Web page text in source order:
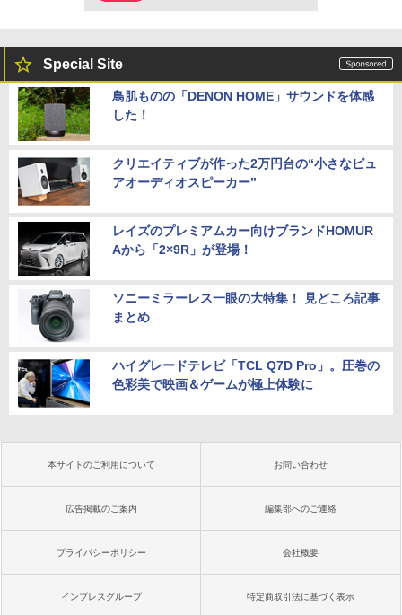
Special Site
鳥肌ものの「DENON HOME」サウンドを体感
した！
クリエイティブが作った2万円台の“小さなピュ
アオーディオスピーカー”
レイズのプレミアムカー向けブランドHOMUR
Aから「2×9R」が登場！
ソニーミラーレス一眼の大特集！ 見どころ記事
まとめ
ハイグレードテレビ「TCL Q7D Pro」。圧巻の
色彩美で映画＆ゲームが極上体験に
本サイトのご利用について お問い合わせ
広告掲載のご案内 編集部へのご連絡
プライバシーポリシー 会社概要
インプレスグループ 特定商取引法に基づく表示